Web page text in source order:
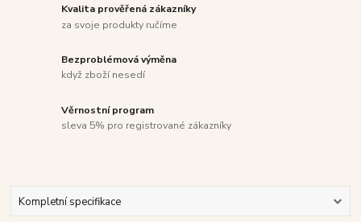
Kvalita prověřená zákazníky
za svoje produkty ručíme
Bezproblémová výměna
když zboží nesedí
Věrnostní program
sleva 5% pro registrované zákazníky
Kompletní specifikace